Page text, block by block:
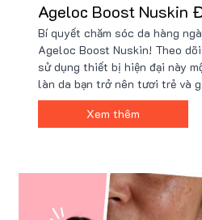
Ageloc Boost Nuskin
Tốt Nhất!
Bí quyết chăm sóc da hàng
Ageloc Boost Nuskin! Theo
sử dụng thiết bị hiện đại này
làn da bạn trở nên tươi trẻ và
lão hóa. Tận hưởng sự đổi mới
bắt đầu hành trình làm đẹp của
Xem thêm